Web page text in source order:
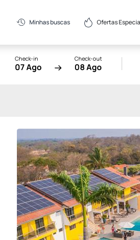
Minhas buscas Ofertas
Check-in
07 Ago
Check-out
08 Ago